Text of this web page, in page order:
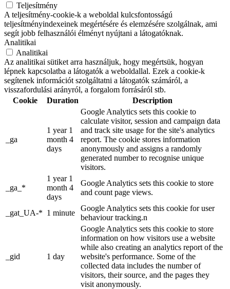
Teljesítmény
A teljesítmény-cookie-k a weboldal kulcsfontosságú
teljesítményindexeinek megértésére és elemzésére szolgálnak, ami
segít jobb felhasználói élményt nyújtani a látogatóknak.
Analitikai
Analitikai
Az analitikai sütiket arra használjuk, hogy megértsük, hogyan
lépnek kapcsolatba a látogatók a weboldallal. Ezek a cookie-k
segítenek információt szolgáltatni a látogatók számáról, a
visszafordulási arányról, a forgalom forrásáról stb.
Cookie
Duration Description
_ga
1 year 1
month 4
days
Google Analytics sets this cookie to
calculate visitor, session and campaign data
and track site usage for the site's analytics
report. The cookie stores information
anonymously and assigns a randomly
generated number to recognise unique
visitors.
_ga_*
1 year 1
month 4
days
Google Analytics sets this cookie to store
and count page views.
_gat_UA-* 1 minute
Google Analytics sets this cookie for user
behaviour tracking.n
_gid 1 day
Google Analytics sets this cookie to store
information on how visitors use a website
while also creating an analytics report of the
website's performance. Some of the
collected data includes the number of
visitors, their source, and the pages they
visit anonymously.